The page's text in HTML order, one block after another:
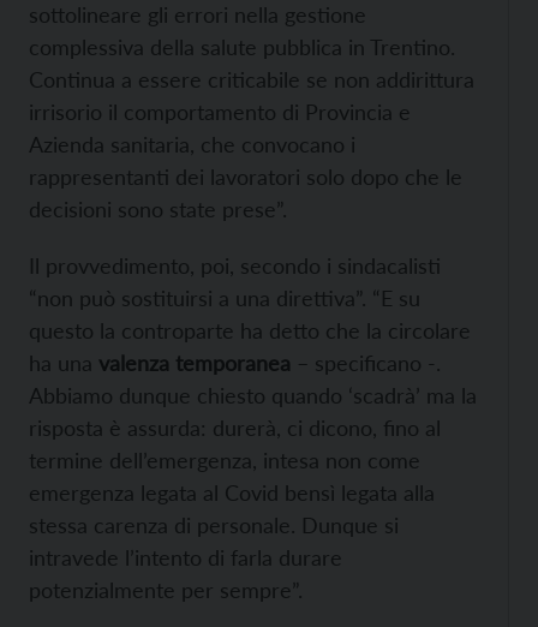
sottolineare gli errori nella gestione
complessiva della salute pubblica in Trentino.
Continua a essere criticabile se non addirittura
irrisorio il comportamento di Provincia e
Azienda sanitaria, che convocano i
rappresentanti dei lavoratori solo dopo che le
decisioni sono state prese”.
Il provvedimento, poi, secondo i sindacalisti
“non può sostituirsi a una direttiva”. “E su
questo la controparte ha detto che la circolare
ha una valenza temporanea – specificano -.
Abbiamo dunque chiesto quando ‘scadrà’ ma la
risposta è assurda: durerà, ci dicono, fino al
termine dell’emergenza, intesa non come
emergenza legata al Covid bensì legata alla
stessa carenza di personale. Dunque si
intravede l’intento di farla durare
potenzialmente per sempre”.